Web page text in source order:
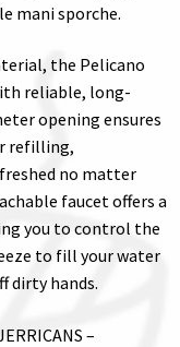
mani sporche.
the Pelicano
reliable, long-
opening ensures
refilling,
no matter
faucet offers a
you to control the
to fill your water
dirty hands.
–